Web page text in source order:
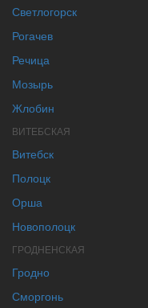
Светлогорск
Рогачев
Речица
Мозырь
Жлобин
ВИТЕБСКАЯ
Витебск
Полоцк
Орша
Новополоцк
ГРОДНЕНСКАЯ
Гродно
Сморгонь